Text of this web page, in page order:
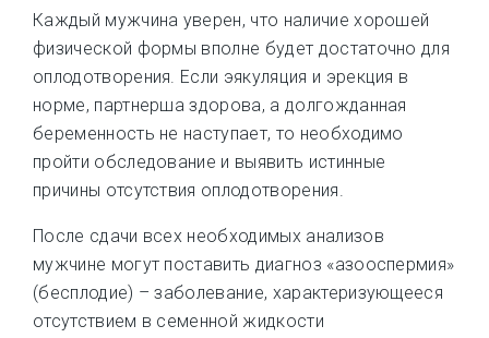
Каждый мужчина уверен, что наличие хорошей
физической формы вполне будет достаточно для
оплодотворения. Если эякуляция и эрекция в
норме, партнерша здорова, а долгожданная
беременность не наступает, то необходимо
пройти обследование и выявить истинные
причины отсутствия оплодотворения.
После сдачи всех необходимых анализов
мужчине могут поставить диагноз «азооспермия»
(бесплодие) – заболевание, характеризующееся
отсутствием в семенной жидкости